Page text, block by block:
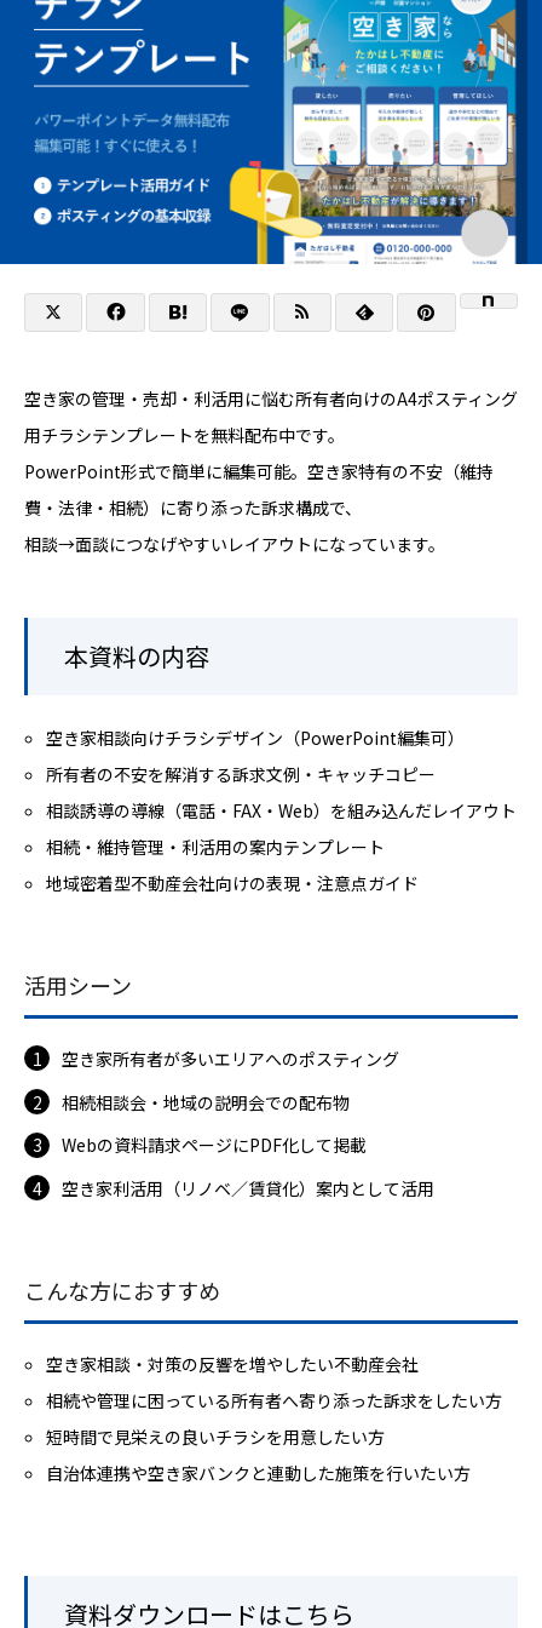
空き家の管理・売却・利活用に悩む所有者向けのA4ポスティング
用チラシテンプレートを無料配布中です。
PowerPoint形式で簡単に編集可能。空き家特有の不安（維持
費・法律・相続）に寄り添った訴求構成で、
相談→面談につなげやすいレイアウトになっています。
本資料の内容
空き家相談向けチラシデザイン（PowerPoint編集可）
所有者の不安を解消する訴求文例・キャッチコピー
相談誘導の導線（電話・FAX・Web）を組み込んだレイアウト
相続・維持管理・利活用の案内テンプレート
地域密着型不動産会社向けの表現・注意点ガイド
活用シーン
空き家所有者が多いエリアへのポスティング
相続相談会・地域の説明会での配布物
Webの資料請求ページにPDF化して掲載
空き家利活用（リノベ／賃貸化）案内として活用
こんな方におすすめ
空き家相談・対策の反響を増やしたい不動産会社
相続や管理に困っている所有者へ寄り添った訴求をしたい方
短時間で見栄えの良いチラシを用意したい方
自治体連携や空き家バンクと連動した施策を行いたい方
資料ダウンロードはこちら